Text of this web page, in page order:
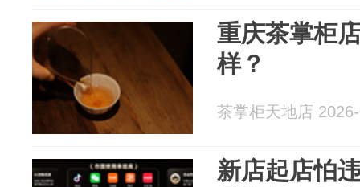
重庆茶掌柜
样？
茶掌柜天地店
新店起店怕